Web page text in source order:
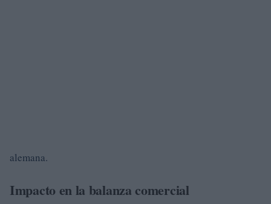
alemana.
Impacto en la balanza comercial